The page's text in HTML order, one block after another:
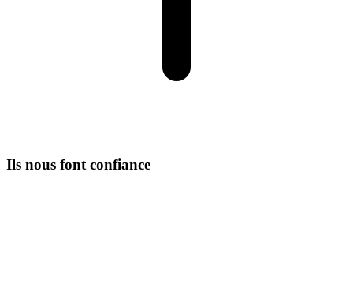
Ils nous font confiance